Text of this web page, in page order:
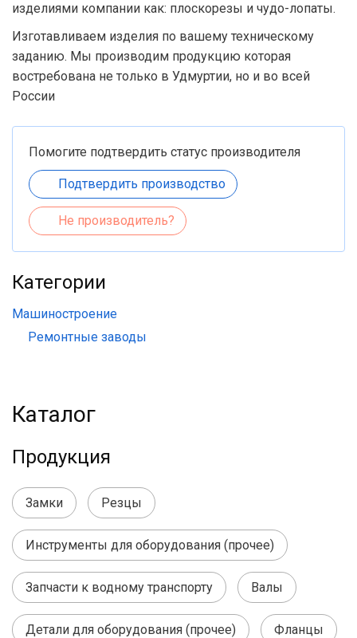
изделиями компании как: плоскорезы и чудо-лопаты.
Изготавливаем изделия по вашему техническому
заданию. Мы производим продукцию которая
востребована не только в Удмуртии, но и во всей
России
Помогите подтвердить статус производителя
Подтвердить производство
Не производитель?
Категории
Машиностроение
Ремонтные заводы
Каталог
Продукция
Замки Резцы
Инструменты для оборудования (прочее)
Запчасти к водному транспорту Валы
Детали для оборудования (прочее) Фланцы